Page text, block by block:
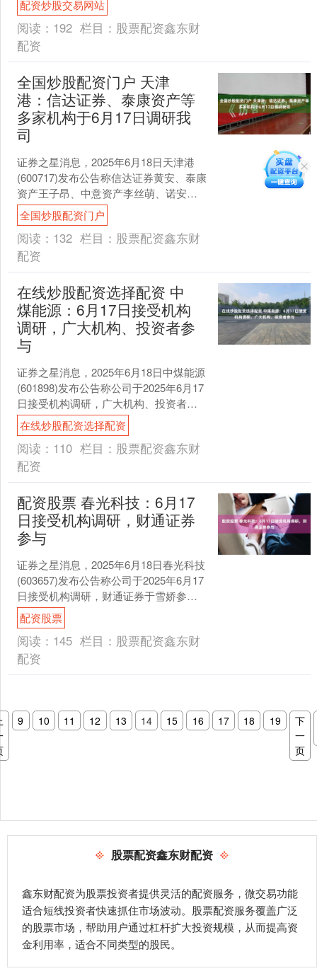
话。中国工程院院士、....
配资炒股交易网站
阅读： 192 栏目： 股票配资鑫东财
配资
全国炒股配资门户 天津
港：信达证券、泰康资产等
多家机构于6月17日调研我
司
证券之星消息，2025年6月18日天津港
(600717)发布公告称信达证券黄安、泰康
资产王子昂、中意资产李丝萌、诺安基
金吕铀、人保养老王艺憬、建信养老尚
廷鲲、弘....
全国炒股配资门户
阅读： 132 栏目： 股票配资鑫东财
配资
在线炒股配资选择配资 中
煤能源：6月17日接受机构
调研，广大机构、投资者参
与
证券之星消息，2025年6月18日中煤能源
(601898)发布公告称公司于2025年6月17
日接受机构调研，广大机构、投资者参
与。 具体内容如下： 问：近期动力....
在线炒股配资选择配资
阅读： 110 栏目： 股票配资鑫东财
配资
配资股票 春光科技：6月17
日接受机构调研，财通证券
参与
证券之星消息，2025年6月18日春光科技
(603657)发布公告称公司于2025年6月17
日接受机构调研，财通证券于雪娇参
与。 具体内容如下： 问：目前公司产....
配资股票
阅读： 145 栏目： 股票配资鑫东财
配资
9 10 11 12 13 14 15 16 17 18 19
下
一
页
股票配资鑫东财配资
鑫东财配资为股票投资者提供灵活的配资服务，微交易功能
适合短线投资者快速抓住市场波动。股票配资服务覆盖广泛
的股票市场，帮助用户通过杠杆扩大投资规模，从而提高资
金利用率，适合不同类型的股民。